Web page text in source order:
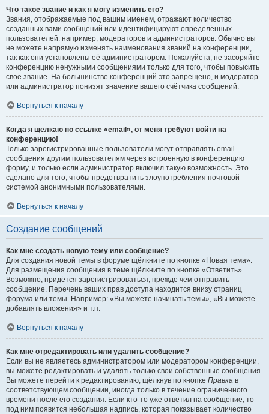
Что такое звание и как я могу изменить его?
Звания, отображаемые под вашим именем, отражают количество
созданных вами сообщений или идентифицируют определённых
пользователей: например, модераторов и администраторов. Обычно вы
не можете напрямую изменять наименования званий на конференции,
так как они установлены её администратором. Пожалуйста, не засоряйте
конференцию ненужными сообщениями только для того, чтобы повысить
своё звание. На большинстве конференций это запрещено, и модератор
или администратор понизят значение вашего счётчика сообщений.
Вернуться к началу
Когда я щёлкаю по ссылке «email», от меня требуют войти на
конференцию!
Только зарегистрированные пользователи могут отправлять email-
сообщения другим пользователям через встроенную в конференцию
форму, и только если администратор включил такую возможность. Это
сделано для того, чтобы предотвратить злоупотребления почтовой
системой анонимными пользователями.
Вернуться к началу
Создание сообщений
Как мне создать новую тему или сообщение?
Для создания новой темы в форуме щёлкните по кнопке «Новая тема».
Для размещения сообщения в теме щёлкните по кнопке «Ответить».
Возможно, придётся зарегистрироваться, прежде чем отправить
сообщение. Перечень ваших прав доступа находится внизу страниц
форума или темы. Например: «Вы можете начинать темы», «Вы можете
добавлять вложения» и т.п.
Вернуться к началу
Как мне отредактировать или удалить сообщение?
Если вы не являетесь администратором или модератором конференции,
вы можете редактировать и удалять только свои собственные сообщения.
Вы можете перейти к редактированию, щёлкнув по кнопке Правка в
соответствующем сообщении, иногда только в течение ограниченного
времени после его создания. Если кто-то уже ответил на сообщение, то
под ним появится небольшая надпись, которая показывает количество